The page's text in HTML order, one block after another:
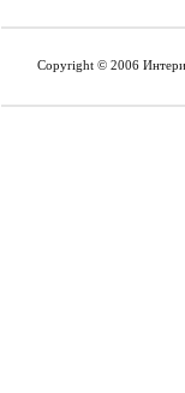
Copyright © 2006